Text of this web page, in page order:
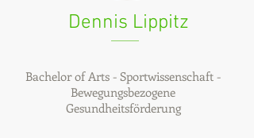
Dennis Lippitz
Bachelor of Arts - Sportwissenschaft -
Bewegungsbezogene
Gesundheitsförderung